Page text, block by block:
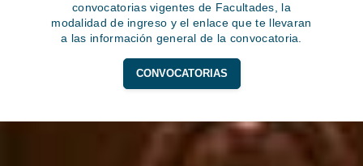
convocatorias vigentes de Facultades, la
modalidad de ingreso y el enlace que te llevaran
a las información general de la convocatoria.
CONVOCATORIAS